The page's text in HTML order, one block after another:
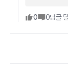
0 0답글